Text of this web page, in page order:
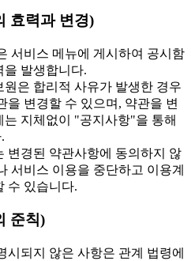
효력과 변경)
서비스 메뉴에 게시하여 공시함
을 발생합니다.
은 합리적 사유가 발생한 경우
을 변경할 수 있으며, 약관을 변
는 지체없이 "공지사항"을 통해
변경된 약관사항에 동의하지 않
서비스 이용을 중단하고 이용계
수 있습니다.
준칙)
시되지 않은 사항은 관계 법령에